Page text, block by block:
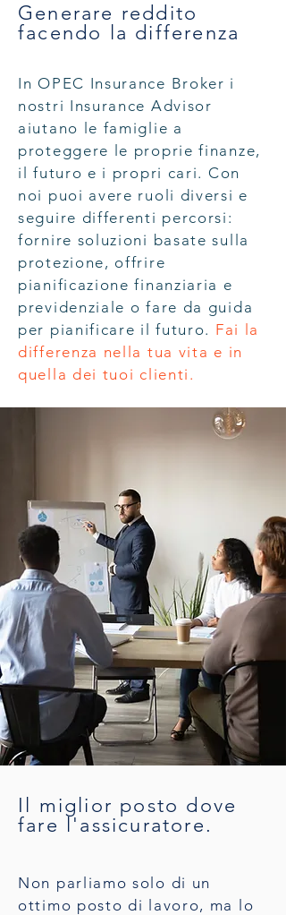
Generare reddito
facendo la differenza
In OPEC Insurance Broker i
nostri Insurance Advisor
aiutano le famiglie a
proteggere le proprie finanze,
il futuro e i propri cari. Con
noi puoi avere ruoli diversi e
seguire differenti percorsi:
fornire soluzioni basate sulla
protezione, offrire
pianificazione finanziaria e
previdenziale o fare da guida
per pianificare il futuro. Fai la
differenza nella tua vita e in
quella dei tuoi clienti.
Il miglior posto dove
fare l'assicuratore.
Non parliamo solo di un
ottimo posto di lavoro, ma lo